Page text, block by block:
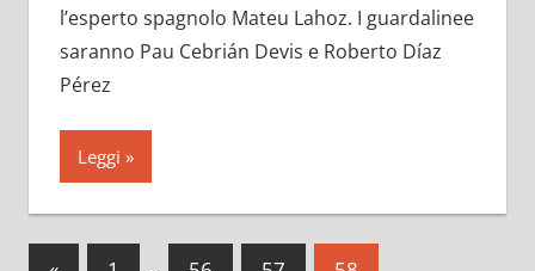
l’esperto spagnolo Mateu Lahoz. I guardalinee
saranno Pau Cebrián Devis e Roberto Díaz
Pérez
Leggi